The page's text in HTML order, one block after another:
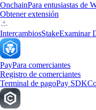
OnchainPara entusiastas de
Obtener extensión
IntercambiosStakeExaminar
PayPara comerciantes
Registro de comerciantes
Terminal de pagoPay SDK